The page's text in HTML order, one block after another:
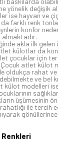
yönelik değişik
ise hayvan ve
farklı renk
konfor
almaktadır.
akla ilk
külotlar da
çocuklar için
atlet külot
oldukça rahat
ve bel
modelleri ise
üşümesinin
ile tercih
Renkleri